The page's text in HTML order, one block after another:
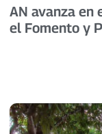
AN avanza en
el Fomento y